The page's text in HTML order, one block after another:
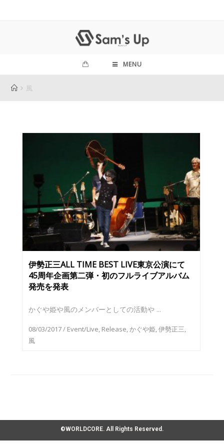
MENU
風
伊勢正三ALL TIME BEST LIVE東京公演にて
45周年企画第二弾・初のフルライブアルバム
発売を発表
かぐや姫や風のメンバーとしての活動や ...
08/03/2017/ Event/Live, Release,かぐや姫,伊勢正三,
風
©WORLDCORE. All Rights Reserved.